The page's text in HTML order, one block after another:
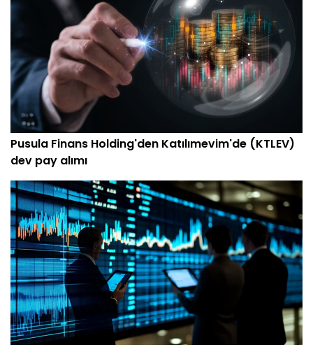
Pusula Finans Holding'den Katılımevim'de (KTLEV)
dev pay alımı